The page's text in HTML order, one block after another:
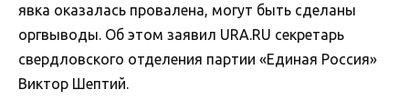
явка оказалась провалена, могут быть сделаны
оргвыводы. Об этом заявил URA.RU секретарь
свердловского отделения партии «Единая Россия»
Виктор Шептий.